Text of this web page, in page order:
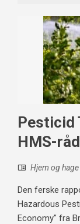
Pesticid
HMS-
Hjem og hage
Den ferske
Hazardous
Economy" fra